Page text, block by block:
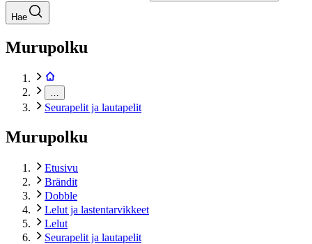
Hae
Murupolku
Seurapelit ja lautapelit
Murupolku
Etusivu
Brändit
Dobble
Lelut ja lastentarvikkeet
Lelut
Seurapelit ja lautapelit